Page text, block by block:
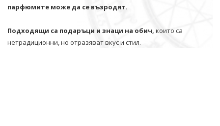
парфюмите може да се възродят.
Подходящи са подаръци и знаци на обич, които са
нетрадиционни, но отразяват вкус и стил.